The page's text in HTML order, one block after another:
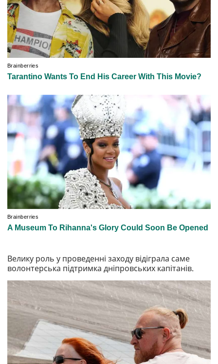
Велику роль у проведенні заходу відіграла саме
волонтерська підтримка дніпровських капітанів.